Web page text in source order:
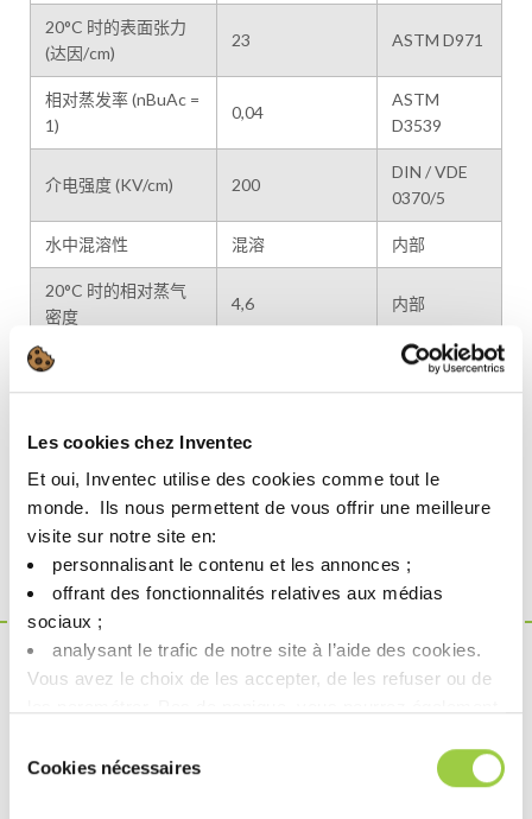
Les cookies chez Inventec
Et oui, Inventec utilise des cookies comme tout le
monde. ​ Ils nous permettent de vous offrir une meilleure
visite sur notre site en:​
personnalisant le contenu et les annonces ;​
offrant des fonctionnalités relatives aux médias
sociaux ; ​
analysant le trafic de notre site à l’aide des cookies.​
Vous avez le choix de les accepter, de les refuser ou de
cookies.​ ​ ​
duCookies nécessaires
20°C 时的表面张力
(达因/cm)
23 ASTM D971
相对蒸发率 (nBuAc =
1)
0,04
ASTM
D3539
介电强度 (KV/cm) 200
DIN / VDE
0370/5
水中混溶性 混溶 内部
20°C 时的相对蒸气
密度
4,6 内部
汽化潜热 (kJ/kg，沸
点时)
计算值
比热 (kJ/kg·K) 2.0 / 2.1
20°C 时的导热系数
(W/m·K)
这是一款 产品
人类健康与安全